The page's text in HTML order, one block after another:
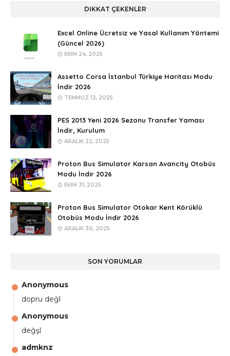
DIKKAT ÇEKENLER
Excel Online Ücretsiz ve Yasal Kullanım Yöntemi
(Güncel 2026)
EKIM 24, 2025
Assetto Corsa İstanbul Türkiye Haritası Modu
İndir 2026
TEMMUZ 12, 2025
PES 2013 Yeni 2026 Sezonu Transfer Yaması
İndir, Kurulum
ARALIK 22, 2025
Proton Bus Simulator Karsan Avancity Otobüs
Modu İndir 2026
EKIM 31, 2025
Proton Bus Simulator Otokar Kent Körüklü
Otobüs Modu İndir 2026
ARALIK 30, 2025
SON YORUMLAR
Anonymous
dopru değl
Anonymous
değşl
admknz